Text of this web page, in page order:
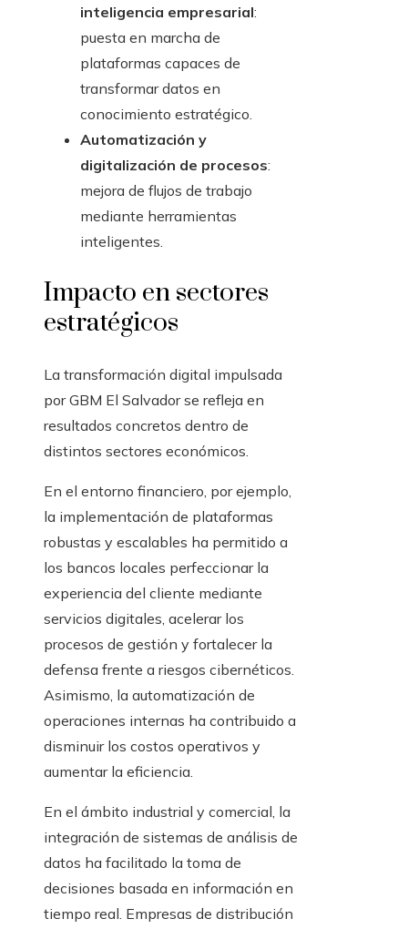
inteligencia empresarial:
puesta en marcha de
plataformas capaces de
transformar datos en
conocimiento estratégico.
Automatización y
digitalización de procesos:
mejora de flujos de trabajo
mediante herramientas
inteligentes.
Impacto en sectores
estratégicos
La transformación digital impulsada
por GBM El Salvador se refleja en
resultados concretos dentro de
distintos sectores económicos.
En el entorno financiero, por ejemplo,
la implementación de plataformas
robustas y escalables ha permitido a
los bancos locales perfeccionar la
experiencia del cliente mediante
servicios digitales, acelerar los
procesos de gestión y fortalecer la
defensa frente a riesgos cibernéticos.
Asimismo, la automatización de
operaciones internas ha contribuido a
disminuir los costos operativos y
aumentar la eficiencia.
En el ámbito industrial y comercial, la
integración de sistemas de análisis de
datos ha facilitado la toma de
decisiones basada en información en
tiempo real. Empresas de distribución